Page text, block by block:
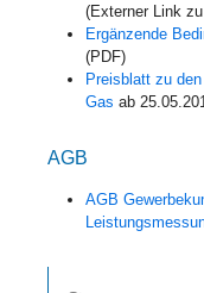
(Externer Link
Ergänzende
(PDF)
Preisblatt zu
Gas ab
AGB
AGB